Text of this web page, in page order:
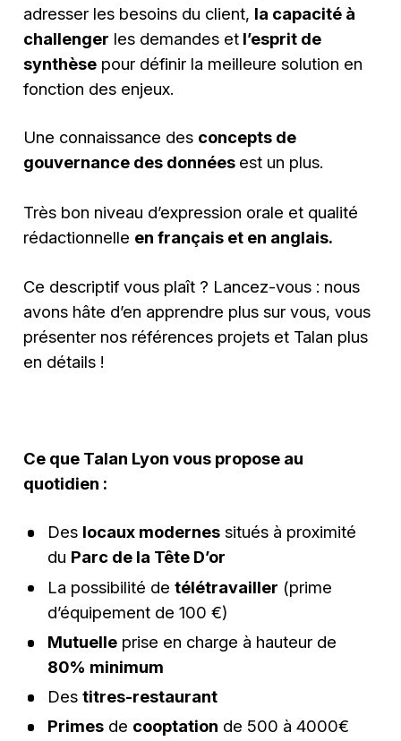
adresser les besoins du client, la capacité à
challenger les demandes et l’esprit de
synthèse pour définir la meilleure solution en
fonction des enjeux.
Une connaissance des concepts de
gouvernance des données est un plus.
Très bon niveau d’expression orale et qualité
rédactionnelle en français et en anglais.
Ce descriptif vous plaît ? Lancez-vous : nous
avons hâte d’en apprendre plus sur vous, vous
présenter nos références projets et Talan plus
en détails !
Ce que Talan Lyon vous propose au
quotidien :
Des locaux modernessitués à proximité
du Parc de la Tête D’or
La possibilité de télétravailler (prime
d’équipement de 100 €)
Mutuelleprise en charge à hauteur de
80% minimum
Des titres-restaurant
Primesde cooptation de 500 à 4000€